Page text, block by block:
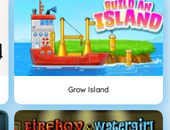
Grow Island